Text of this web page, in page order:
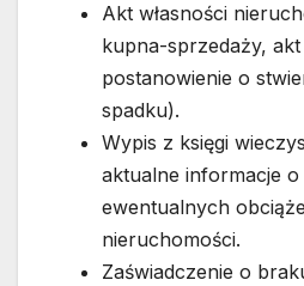
Akt własności
kupna-sprzedaży,
postanowienie o
spadku).
Wypis z księgi
aktualne informacje o
ewentualnych
nieruchomości.
Zaświadczenie o